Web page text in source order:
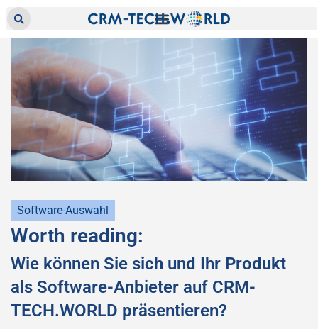
Software-Auswahl
Worth reading:
Wie können Sie sich und Ihr Produkt
als Software-Anbieter auf CRM-
TECH.WORLD präsentieren?